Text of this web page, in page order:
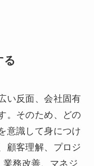
る
い反面、会社固有
。そのため、どの
意識して身につけ
顧客理解、プロジ
業務改善、マネジ